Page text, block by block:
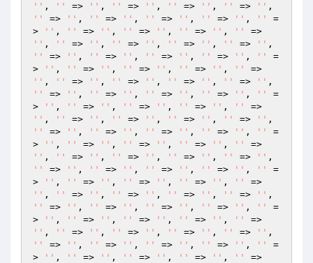
'' , '' => '' , '' => '' , '' => '' , '' => ''
''
=> '' , '' => '' , '' => '' , '' => '' , ''
=
>
'' , '' => '' , '' => '' , '' => '' , ''
'' , '' => '' , '' => '' , '' => '' , '' => ''
''
=> '' , '' => '' , '' => '' , '' => '' , ''
=
>
'' , '' => '' , '' => '' , '' => '' , ''
'' , '' => '' , '' => '' , '' => '' , '' => ''
''
=> '' , '' => '' , '' => '' , '' => '' , ''
=
>
'' , '' => '' , '' => '' , '' => '' , ''
'' , '' => '' , '' => '' , '' => '' , '' => ''
''
=> '' , '' => '' , '' => '' , '' => '' , ''
=
>
'' , '' => '' , '' => '' , '' => '' , ''
'' , '' => '' , '' => '' , '' => '' , '' => ''
''
=> '' , '' => '' , '' => '' , '' => '' , ''
=
>
'' , '' => '' , '' => '' , '' => '' , ''
'' , '' => '' , '' => '' , '' => '' , '' => ''
''
=> '' , '' => '' , '' => '' , '' => '' , ''
=
>
'' , '' => '' , '' => '' , '' => '' , ''
'' , '' => '' , '' => '' , '' => '' , '' => ''
''
=> '' , '' => '' , '' => '' , '' => '' , ''
=
>
'' , '' => '' , '' => '' , '' => '' , ''